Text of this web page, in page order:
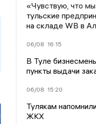
«Чувствую, что
тульские
на складе WB в
06/08 16:15
В Туле
пункты выдачи
06/08 15:20
Тулякам
ЖКХ